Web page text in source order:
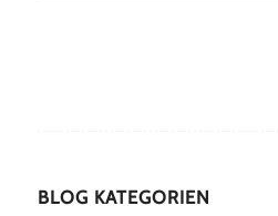
BLOG KATEGORIEN